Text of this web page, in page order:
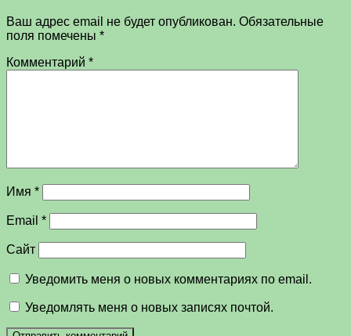
Ваш адрес email не будет опубликован. Обязательные
поля помечены *
Комментарий *
Имя *
Email *
Сайт
Уведомить меня о новых комментариях по email.
Уведомлять меня о новых записях почтой.